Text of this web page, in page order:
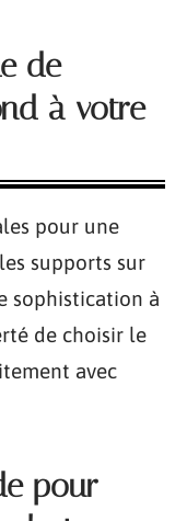
de
à votre
pour une
supports sur
sophistication à
de choisir le
avec
pour